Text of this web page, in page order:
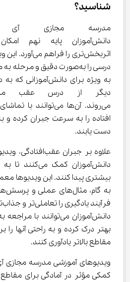
شناسید؟
مدرسه مجازی آی
اثربخش‌تری را
به ویژه برای
می‌روند. آن‌ها
افتاده را به سرعت جبران کرده
دست یابند.
علاوه بر جبران
دانش‌آموزان
بیشتری پیدا کنند. این ویدیوها
به
دانش‌آموزان می‌توانند با
مقاطع بالاتر یادآوری کنند.
ویدیوهای آموزشی مدرسه مجازی